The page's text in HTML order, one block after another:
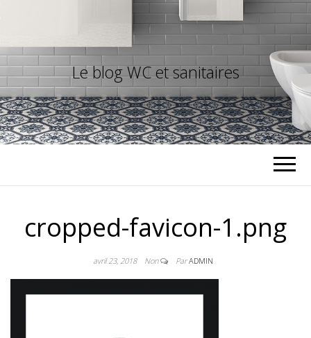
Le blog WC et sanitaires
cropped-favicon-1.png
avril 23, 2018 Non ParADMIN